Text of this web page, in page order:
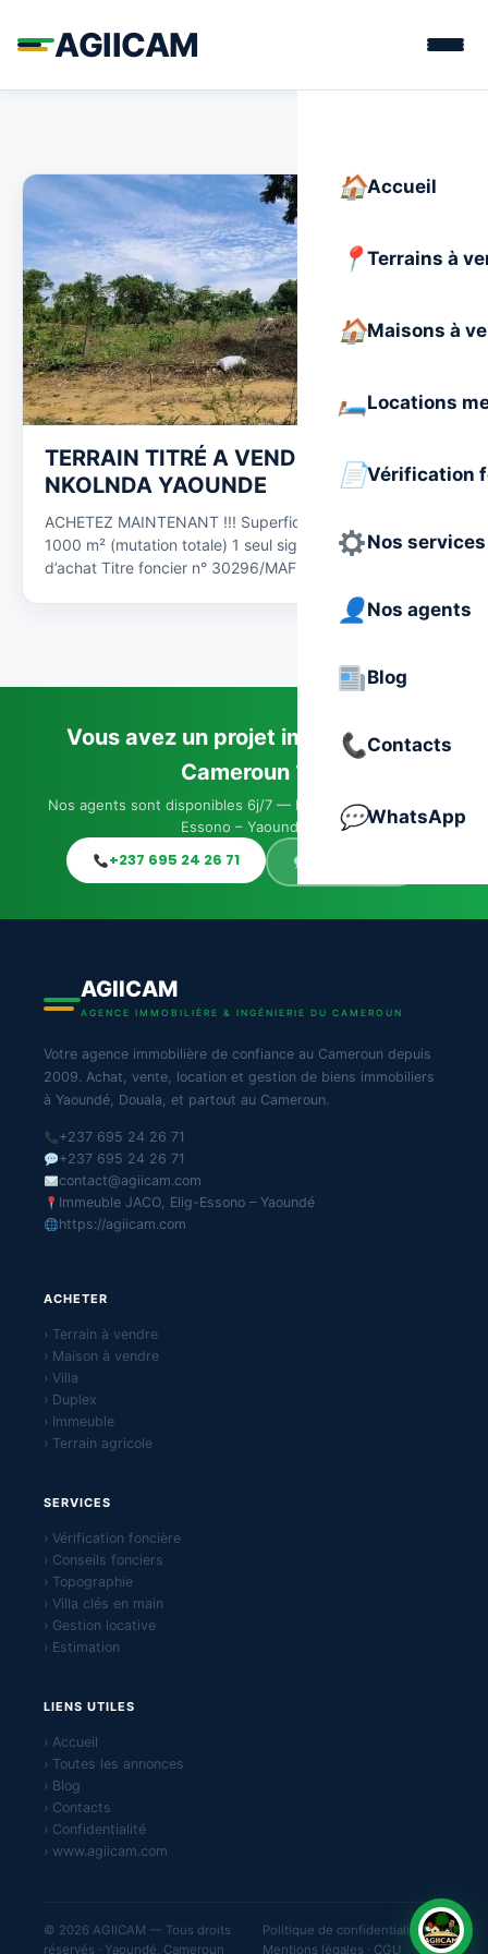
AGIICAM
Accueil
Terrains à
Maisons à
Locations
Vérification
Nos services
Nos agents
Blog
Contacts
WhatsApp
TERRAIN TITRÉ A VENDRE A
NKOLNDA YAOUNDE
ACHETEZ MAINTENANT !!! Superficie totale du terrain :
1000 m² (mutation totale) 1 seul signataire en cas
d’achat Titre foncier n° 30296/MAF #PRIX :…
Vous avez un projet immobilier au
Cameroun ?
Nos agents sont disponibles 6j/7 — Immeuble JACO, Elig-
Essono – Yaoundé
+237 695 24 26 71
AGIICAM
AGENCE IMMOBILIÈRE & INGÉNIERIE DU CAMEROUN
Votre agence immobilière de confiance au Cameroun depuis
2009. Achat, vente, location et gestion de biens immobiliers
à Yaoundé, Douala, et partout au Cameroun.
+237 695 24 26 71
+237 695 24 26 71
contact@agiicam.com
Immeuble JACO, Elig-Essono – Yaoundé
https://agiicam.com
ACHETER
› Terrain à vendre
› Maison à vendre
› Villa
› Duplex
› Immeuble
› Terrain agricole
SERVICES
› Vérification foncière
› Conseils fonciers
› Topographie
› Villa clés en main
› Gestion locative
› Estimation
LIENS UTILES
› Accueil
› Toutes les annonces
› Blog
› Contacts
› Confidentialité
› www.agiicam.com
© 2026 AGIICAM — Tous droits
réservés · Yaoundé, Cameroun
Politique de confidentialité ·
Mentions légales · CGU